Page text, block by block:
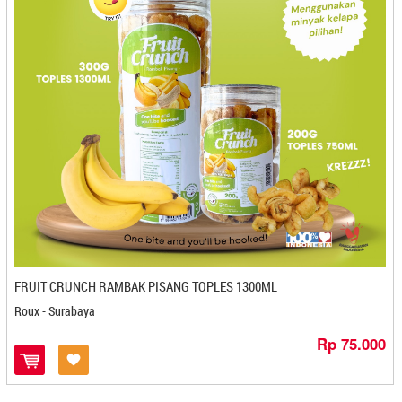
Flamboyan - Gorontalo
Foodendez - Bandung
Frenzy (Coklat Ibuk E) - Kediri
GAVIN'S FIGS - Semarang
Gedhang Sari Makmur - Cilacap
Gemira Browker - Bandung
Gerai Oleh Oleh Laa Qola - Bandar Lampung
Gerbang Marina - Bontang
Getas Wah-You - Pangkal Pinang
Gethuk Eco - Magelang
Gethuk Goreng - Magelang
Ginding Cuanki - Bandung
Gipang Pangrih - Cilegon
Glory food - Surabaya
Gogos Tuna Ibu Vera - Makasar
Golden Bell - Bandung
FRUIT CRUNCH RAMBAK PISANG TOPLES 1300ML
Roux - Surabaya
Rp 75.000